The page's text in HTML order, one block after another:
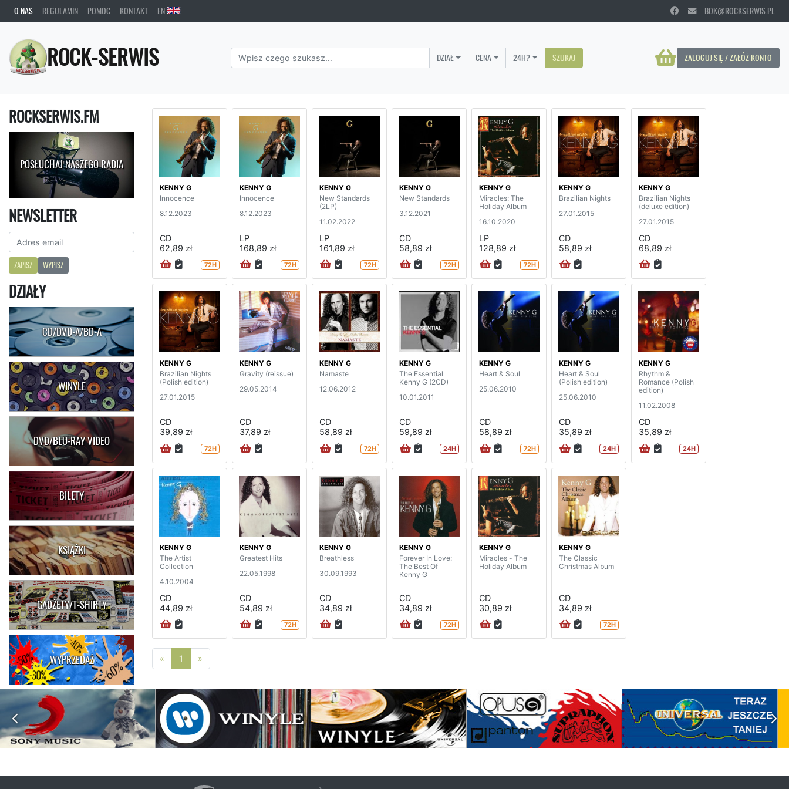
O NAS REGULAMIN POMOC KONTAKT EN BOK@ROCKSERWIS.PL
ROCK-SERWIS ZALOGUJ SIĘ / ZAŁÓŻ KONTO
DZIAŁ CENA 24H? SZUKAJ
ROCKSERWIS.FM
POSŁUCHAJ NASZEGO RADIA
NEWSLETTER
ZAPISZ WYPISZ
DZIAŁY
CD/DVD-A/BD-A
WINYLE
DVD/BLU-RAY VIDEO
BILETY
KSIĄŻKI
GADŻETY/T-SHIRTY
WYPRZEDAŻ
KENNY G
Innocence
8.12.2023
CD
62,89 zł
72H
KENNY G
Innocence
8.12.2023
LP
168,89 zł
72H
KENNY G
New Standards
(2LP)
11.02.2022
LP
161,89 zł
72H
KENNY G
New Standards
3.12.2021
CD
58,89 zł
72H
KENNY G
Miracles: The
Holiday Album
16.10.2020
LP
128,89 zł
72H
KENNY G
Brazilian Nights
27.01.2015
CD
58,89 zł
KENNY G
Brazilian Nights
(deluxe edition)
27.01.2015
CD
68,89 zł
KENNY G
Brazilian Nights
(Polish edition)
27.01.2015
CD
39,89 zł
72H
KENNY G
Gravity (reissue)
29.05.2014
CD
37,89 zł
KENNY G
Namaste
12.06.2012
CD
58,89 zł
72H
KENNY G
The Essential
Kenny G (2CD)
10.01.2011
CD
59,89 zł
24H
KENNY G
Heart & Soul
25.06.2010
CD
58,89 zł
72H
KENNY G
Heart & Soul
(Polish edition)
25.06.2010
CD
35,89 zł
24H
KENNY G
Rhythm &
Romance (Polish
edition)
11.02.2008
CD
35,89 zł
24H
KENNY G
The Artist
Collection
4.10.2004
CD
44,89 zł
KENNY G
Greatest Hits
22.05.1998
CD
54,89 zł
72H
KENNY G
Breathless
30.09.1993
CD
34,89 zł
KENNY G
Forever In Love:
The Best Of
Kenny G
CD
34,89 zł
72H
KENNY G
Miracles - The
Holiday Album
CD
30,89 zł
KENNY G
The Classic
Christmas Album
CD
34,89 zł
72H
« Poprzednia strona
1 »